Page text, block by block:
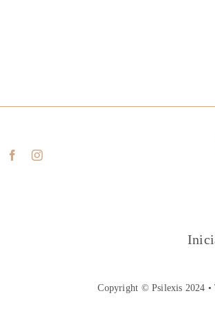
Copyright © Psilexis 2024 •